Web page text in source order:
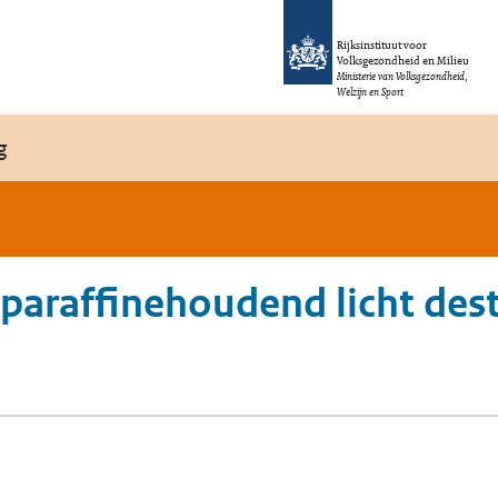
Rijksinstituut voor
Volksgezondheid en Milieu
Ministerie van Volksgezondheid,
Welzijn en Sport
licht